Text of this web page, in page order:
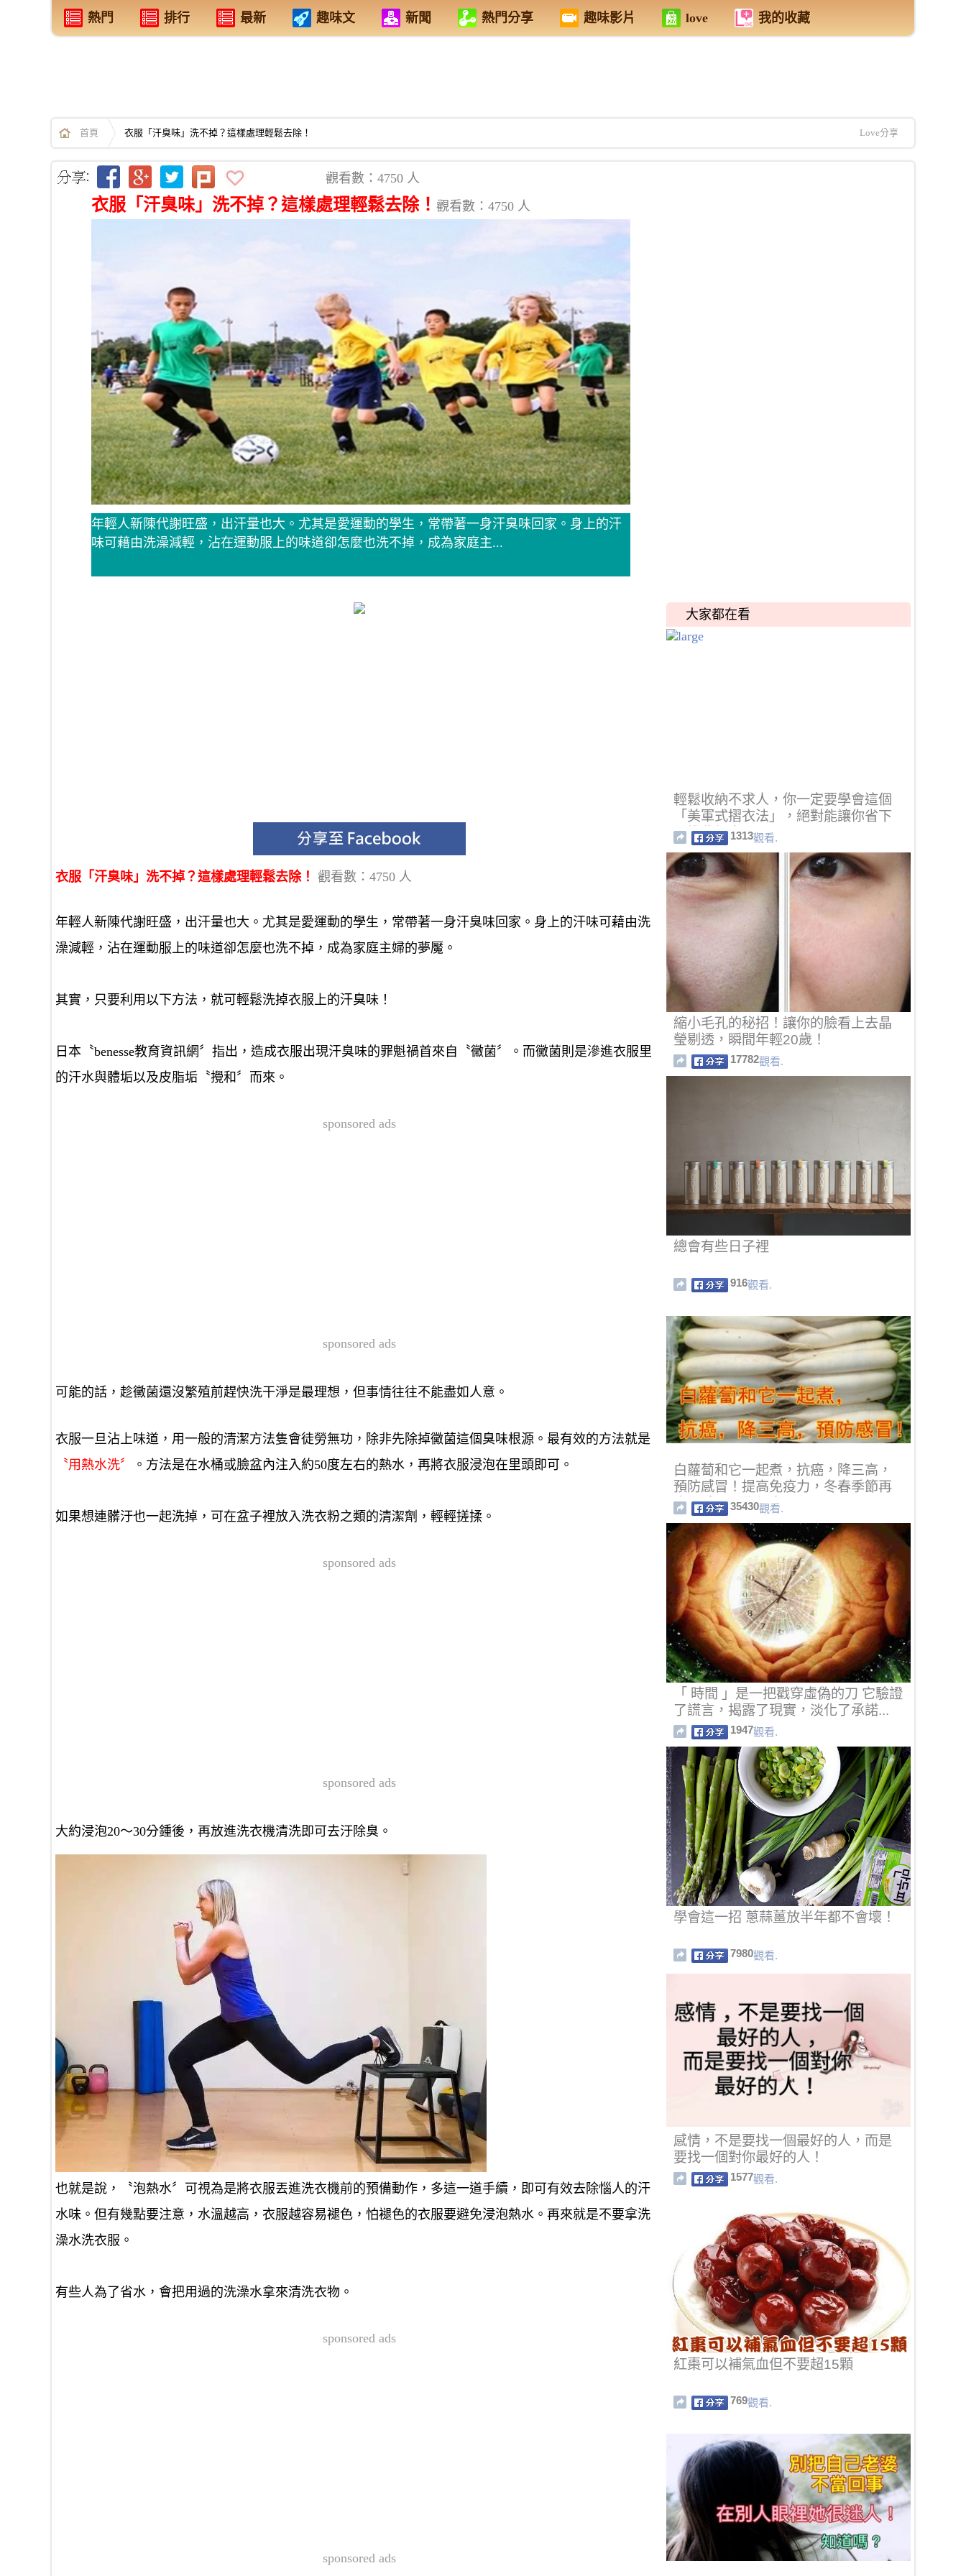
熱門 排行 最新 趣味文 新聞 熱門分享 趣味影片 love 我的收藏
首頁 衣服「汗臭味」洗不掉？這樣處理輕鬆去除！ Love分享
觀看數：4750 人
衣服「汗臭味」洗不掉？這樣處理輕鬆去除！ 觀看數：4750 人
年輕人新陳代謝旺盛，出汗量也大。尤其是愛運動的學生，常帶著一身汗臭味回家。身上的汗
味可藉由洗澡減輕，沾在運動服上的味道卻怎麼也洗不掉，成為家庭主...
衣服「汗臭味」洗不掉？這樣處理輕鬆去除！ 觀看數：4750 人
年輕人新陳代謝旺盛，出汗量也大。尤其是愛運動的學生，常帶著一身汗臭味回家。身上的汗味可藉由洗
澡減輕，沾在運動服上的味道卻怎麼也洗不掉，成為家庭主婦的夢魘。
其實，只要利用以下方法，就可輕鬆洗掉衣服上的汗臭味！
日本〝benesse教育資訊網〞指出，造成衣服出現汗臭味的罪魁禍首來自〝黴菌〞。而黴菌則是滲進衣服里
的汗水與體垢以及皮脂垢〝攪和〞而來。
sponsored ads
sponsored ads
可能的話，趁黴菌還沒繁殖前趕快洗干淨是最理想，但事情往往不能盡如人意。
衣服一旦沾上味道，用一般的清潔方法隻會徒勞無功，除非先除掉黴菌這個臭味根源。最有效的方法就是
〝用熱水洗〞
。方法是在水桶或臉盆內注入約50度左右的熱水，再將衣服浸泡在里頭即可。
如果想連髒汙也一起洗掉，可在盆子裡放入洗衣粉之類的清潔劑，輕輕搓揉。
sponsored ads
sponsored ads
大約浸泡20～30分鍾後，再放進洗衣機清洗即可去汙除臭。
也就是說，〝泡熱水〞可視為是將衣服丟進洗衣機前的預備動作，多這一道手續，即可有效去除惱人的汗
水味。但有幾點要注意，水溫越高，衣服越容易褪色，怕褪色的衣服要避免浸泡熱水。再來就是不要拿洗
澡水洗衣服。
有些人為了省水，會把用過的洗澡水拿來清洗衣物。
sponsored ads
sponsored ads
大家都在看
輕鬆收納不求人，你一定要學會這個
「美軍式摺衣法」，絕對能讓你省下
一堆收納空間！
1313觀看.
縮小毛孔的秘招！讓你的臉看上去晶
瑩剔透，瞬間年輕20歲！
17782觀看.
總會有些日子裡
916觀看.
白蘿蔔和它一起煮，抗癌，降三高，
預防感冒！提高免疫力，冬春季節再
也不感冒，學起來！
35430觀看.
「 時間 」是一把戳穿虛偽的刀 它驗證
了謊言，揭露了現實，淡化了承諾...
1947觀看.
學會這一招 蔥蒜薑放半年都不會壞！
7980觀看.
感情，不是要找一個最好的人，而是
要找一個對你最好的人！
1577觀看.
紅棗可以補氣血但不要超15顆
769觀看.